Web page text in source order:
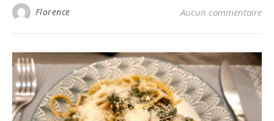
Florence Aucun commentaire